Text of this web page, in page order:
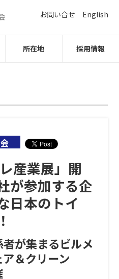
所在地 採用情報
お問い合せ English
産業展」開
が参加する企
日本のトイ
が集まるビルメ
＆クリーン